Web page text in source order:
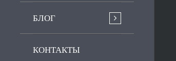
БЛОГ
КОНТАКТЫ